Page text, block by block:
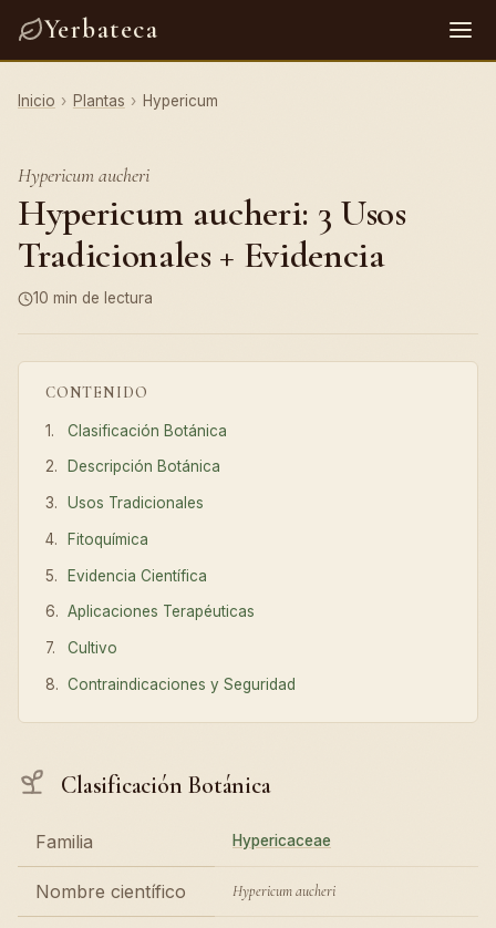
Yerbateca
Inicio › Plantas › Hypericum
Hypericum aucheri
Hypericum aucheri: 3 Usos
Tradicionales + Evidencia
10 min de lectura
CONTENIDO
Clasificación Botánica
Descripción Botánica
Usos Tradicionales
Fitoquímica
Evidencia Científica
Aplicaciones Terapéuticas
Cultivo
Contraindicaciones y Seguridad
Clasificación Botánica
Familia Hypericaceae
Nombre científico Hypericum aucheri